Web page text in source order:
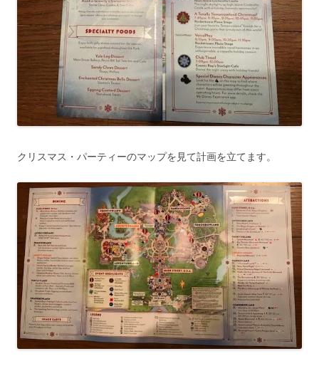
クリスマス・パーティーのマップを見て計画を立てます。